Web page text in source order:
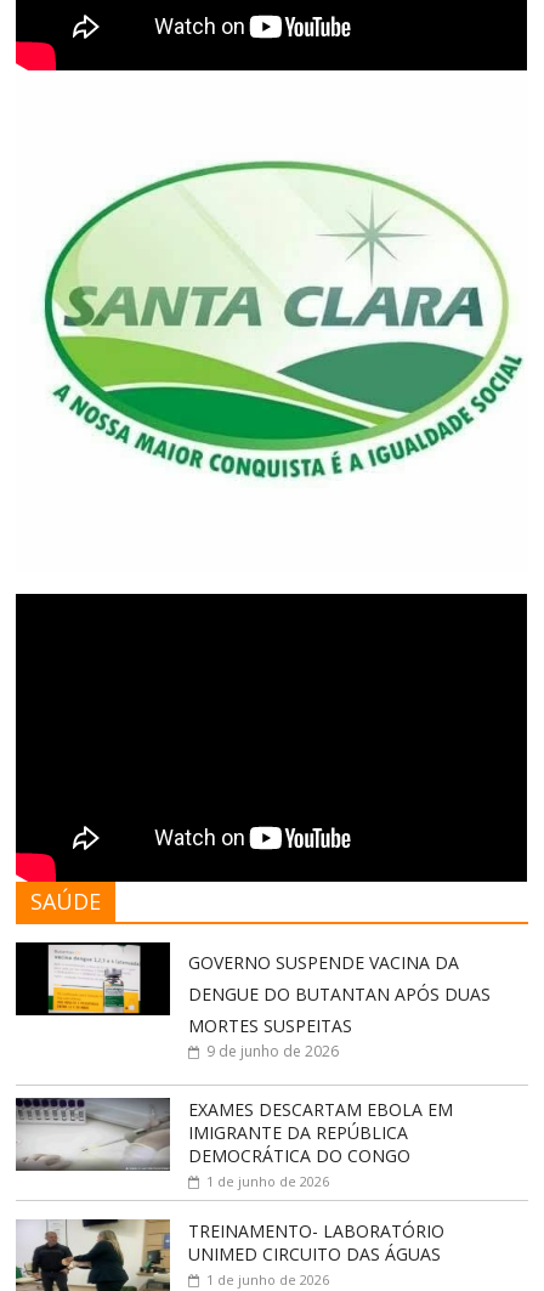
SAÚDE
GOVERNO SUSPENDE VACINA DA
DENGUE DO BUTANTAN APÓS DUAS
MORTES SUSPEITAS
9 de junho de 2026
EXAMES DESCARTAM EBOLA EM
IMIGRANTE DA REPÚBLICA
DEMOCRÁTICA DO CONGO
1 de junho de 2026
TREINAMENTO- LABORATÓRIO
UNIMED CIRCUITO DAS ÁGUAS
1 de junho de 2026